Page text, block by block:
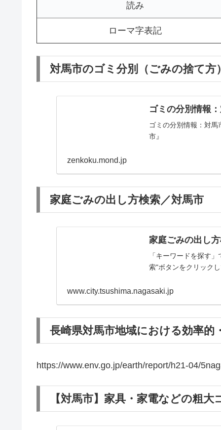
読み
ローマ字表記
対馬市のゴミ分別（ごみの捨て方
ゴミの分別情報
ゴミの分別情報：対
市』
zenkoku.mond.jp
家庭ごみの出し方検索／対馬市
家庭ごみの出し
「キーワードを探す
索"ボタンをクリック
www.city.tsushima.nagasaki.jp
長崎県対馬市地域における効率
https://www.env.go.jp/earth/report/h21-04/
【対馬市】家具・家電などの粗